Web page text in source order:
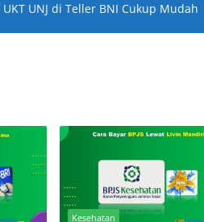
UNJ di Teller BNI Cukup Mudah
Kesehatan